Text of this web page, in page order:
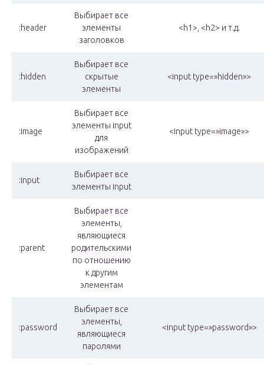
:header
Выбирает все
элементы
заголовков
<h1>, <h2> и т.д.
:hidden
Выбирает все
скрытые
элементы
<input type=»hidden»>
:image
Выбирает все
элементы input
для
изображений
<input type=»image»>
:input
Выбирает все
элементы input
:parent
Выбирает все
элементы,
являющиеся
родительскими
по отношению
к другим
элементам
:password
Выбирает все
элементы,
являющиеся
паролями
<input type=»password»>